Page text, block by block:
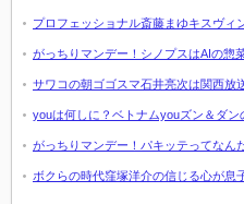
プロフェッショナル斎藤まゆキスヴィ
がっちりマンデー！シノプスはAIの惣
サワコの朝ゴゴスマ石井亮次は関西放
youは何しに？ベトナムyouズン＆ダン
がっちりマンデー！パキッテってなん
ボクらの時代窪塚洋介の信じる心が息